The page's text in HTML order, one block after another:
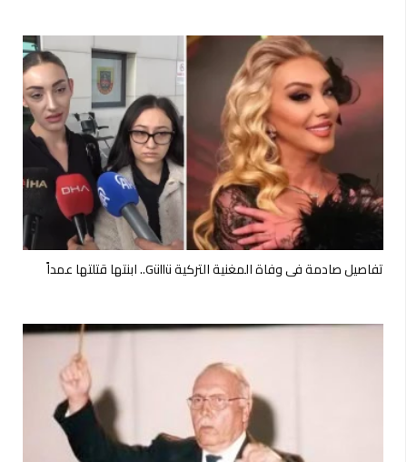
تفاصيل صادمة في وفاة المغنية التركية Güllü.. ابنتها قتلتها عمداً